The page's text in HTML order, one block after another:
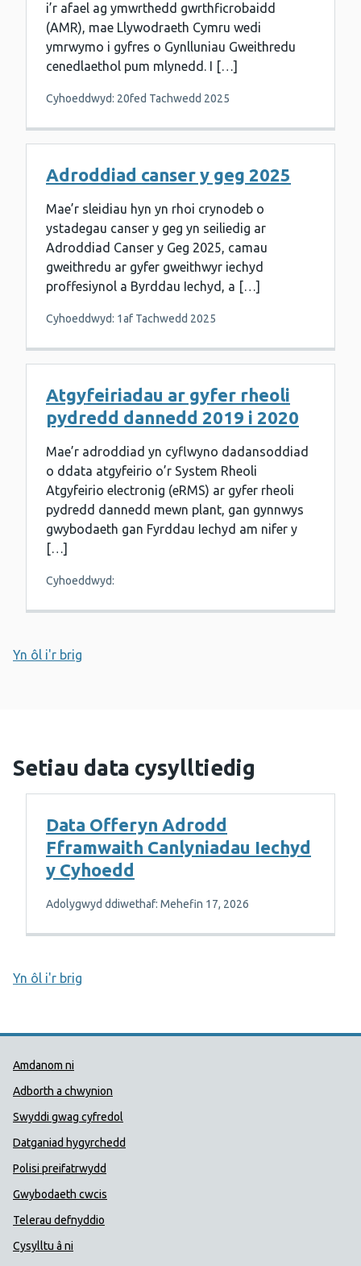
i’r afael ag ymwrthedd gwrthficrobaidd
(AMR), mae Llywodraeth Cymru wedi
ymrwymo i gyfres o Gynlluniau Gweithredu
cenedlaethol pum mlynedd. I […]
Cyhoeddwyd: 20fed Tachwedd 2025
Adroddiad canser y geg 2025
Mae’r sleidiau hyn yn rhoi crynodeb o
ystadegau canser y geg yn seiliedig ar
Adroddiad Canser y Geg 2025, camau
gweithredu ar gyfer gweithwyr iechyd
proffesiynol a Byrddau Iechyd, a […]
Cyhoeddwyd: 1af Tachwedd 2025
Atgyfeiriadau ar gyfer rheoli
pydredd dannedd 2019 i 2020
Mae’r adroddiad yn cyflwyno dadansoddiad
o ddata atgyfeirio o’r System Rheoli
Atgyfeirio electronig (eRMS) ar gyfer rheoli
pydredd dannedd mewn plant, gan gynnwys
gwybodaeth gan Fyrddau Iechyd am nifer y
[…]
Cyhoeddwyd:
Yn ôl i'r brig
Setiau data cysylltiedig
Data Offeryn Adrodd
Fframwaith Canlyniadau Iechyd
y Cyhoedd
Adolygwyd ddiwethaf: Mehefin 17, 2026
Yn ôl i'r brig
Dolenni Cymorth Iechyd
Amdanom ni
Adborth a chwynion
Swyddi gwag cyfredol
Datganiad hygyrchedd
Polisi preifatrwydd
Gwybodaeth cwcis
Telerau defnyddio
Cysylltu â ni